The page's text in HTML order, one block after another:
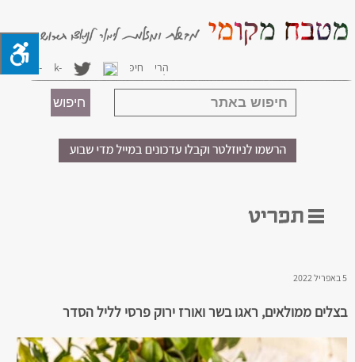
5 באפריל 2022
בצלים ממולאים, ראגו בשר ואורז ירוק פרסי לליל הסדר